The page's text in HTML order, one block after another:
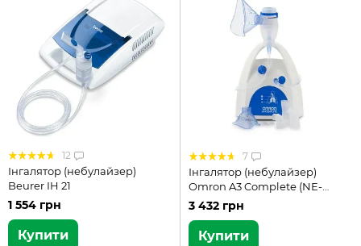
12
Інгалятор (небулайзер)
Beurer IH 21
1 554 грн
Купити
7
Інгалятор (небулайзер)
Omron A3 Complete (NE-
C300-E)
3 432 грн
Купити